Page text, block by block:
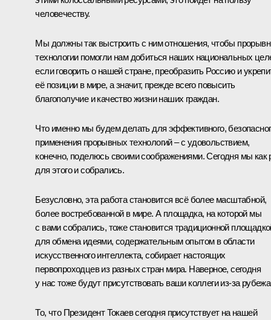
человечеству.
Мы должны так выстроить с ним отношения, чтобы
технологии помогли нам добиться наших национальных
если говорить о нашей стране, преобразить Россию и
её позиции в мире, а значит, прежде всего повысить
благополучие и качество жизни наших граждан.
Что именно мы будем делать для эффективного,
применения прорывных технологий – с удовольствием,
конечно, поделюсь своими соображениями. Сегодня мы как
для этого и собрались.
Безусловно, эта работа становится всё более масштабной,
более востребованной в мире. А площадка, на которой мы
с вами собрались, тоже становится традиционной
для обмена идеями, содержательным опытом в области
искусственного интеллекта, собирает настоящих
первопроходцев из разных стран мира. Наверное, сегодня
у нас тоже будут присутствовать ваши коллеги из-за
То, что Президент Токаев сегодня присутствует на нашей